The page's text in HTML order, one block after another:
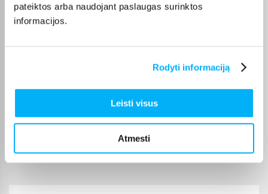
pateiktos arba naudojant paslaugas surinktos
informacijos.
Rodyti informaciją
Leisti visus
Atmesti
puikus TV virtuvei, geros spalvos, garso pakanka, youtube veikia, ko